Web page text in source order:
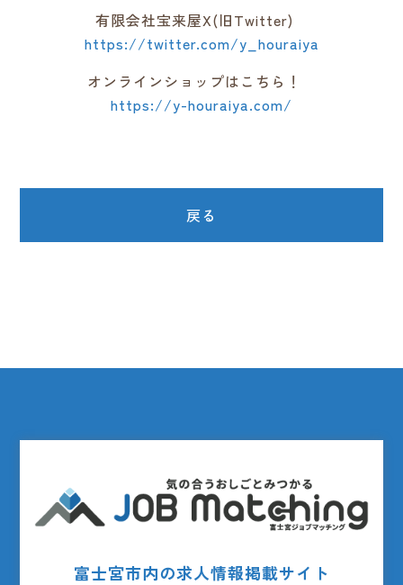
有限会社宝来屋X(旧Twitter)
https://twitter.com/y_houraiya
オンラインショップはこちら！
https://y-houraiya.com/
戻る
富士宮市内の求人情報掲載サイト